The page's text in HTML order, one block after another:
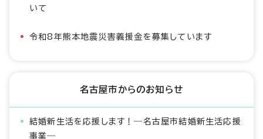
いて
令和8年熊本地震災害義援金を募集しています
名古屋市からのお知らせ
結婚新生活を応援します！―名古屋市結婚新生活応援
事業―